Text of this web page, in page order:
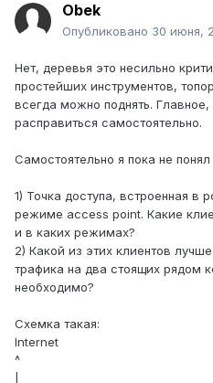
Obek
Опубликовано 30 июня,
Нет, деревья это несильно
простейших инструментов,
всегда можно поднять.
расправиться самостоятельно.
Самостоятельно я пока не
1) Точка доступа, встроенная в
режиме access point. Какие
и в каких режимах?
2) Какой из этих клиентов
трафика на два стоящих рядом
необходимо?
Схемка такая:
Internet
^